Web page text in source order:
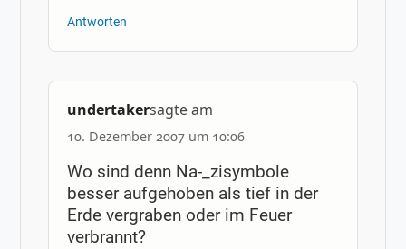
Antworten
undertakersagte am
10. Dezember 2007 um 10:06
Wo sind denn Na-_zisymbole
besser aufgehoben als tief in der
Erde vergraben oder im Feuer
verbrannt?